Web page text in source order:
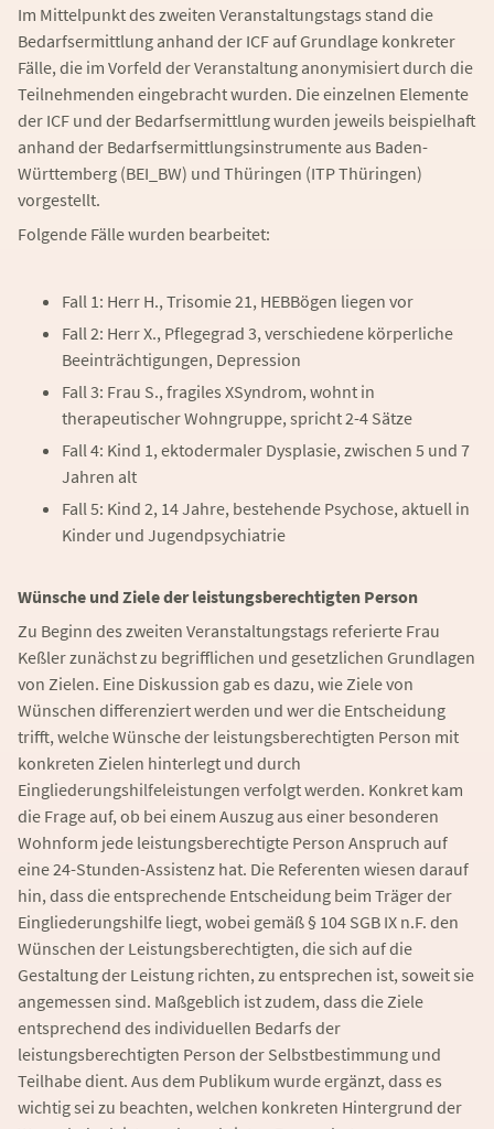
Im Mittelpunkt des zweiten Veranstaltungstags stand die
Bedarfsermittlung anhand der ICF auf Grundlage konkreter
Fälle, die im Vorfeld der Veranstaltung anonymisiert durch die
Teilnehmenden eingebracht wurden. Die einzelnen Elemente
der ICF und der Bedarfsermittlung wurden jeweils beispielhaft
anhand der Bedarfsermittlungsinstrumente aus Baden-
Württemberg (BEI_BW) und Thüringen (ITP Thüringen)
vorgestellt.
Folgende Fälle wurden bearbeitet:
Fall 1: Herr H., Trisomie 21, HEBBögen liegen vor
Fall 2: Herr X., Pflegegrad 3, verschiedene körperliche
Beeinträchtigungen, Depression
Fall 3: Frau S., fragiles XSyndrom, wohnt in
therapeutischer Wohngruppe, spricht 2-4 Sätze
Fall 4: Kind 1, ektodermaler Dysplasie, zwischen 5 und 7
Jahren alt
Fall 5: Kind 2, 14 Jahre, bestehende Psychose, aktuell in
Kinder und Jugendpsychiatrie
Wünsche und Ziele der leistungsberechtigten Person
Zu Beginn des zweiten Veranstaltungstags referierte Frau
Keßler zunächst zu begrifflichen und gesetzlichen Grundlagen
von Zielen. Eine Diskussion gab es dazu, wie Ziele von
Wünschen differenziert werden und wer die Entscheidung
trifft, welche Wünsche der leistungsberechtigten Person mit
konkreten Zielen hinterlegt und durch
Eingliederungshilfeleistungen verfolgt werden. Konkret kam
die Frage auf, ob bei einem Auszug aus einer besonderen
Wohnform jede leistungsberechtigte Person Anspruch auf
eine 24-Stunden-Assistenz hat. Die Referenten wiesen darauf
hin, dass die entsprechende Entscheidung beim Träger der
Eingliederungshilfe liegt, wobei gemäß § 104 SGB IX n.F. den
Wünschen der Leistungsberechtigten, die sich auf die
Gestaltung der Leistung richten, zu entsprechen ist, soweit sie
angemessen sind. Maßgeblich ist zudem, dass die Ziele
entsprechend des individuellen Bedarfs der
leistungsberechtigten Person der Selbstbestimmung und
Teilhabe dient. Aus dem Publikum wurde ergänzt, dass es
wichtig sei zu beachten, welchen konkreten Hintergrund der